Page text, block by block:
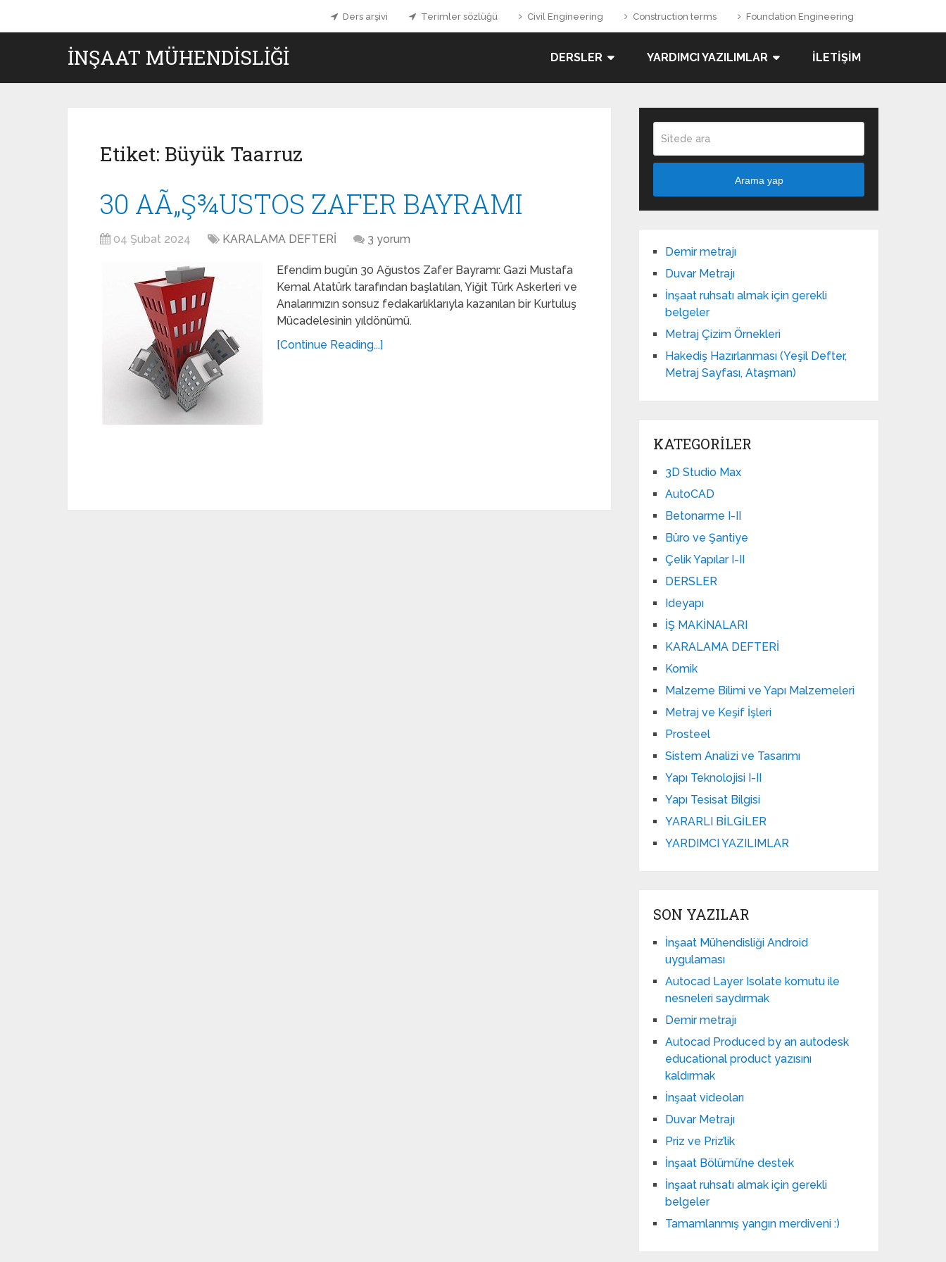
Ders arşivi Terimler sözlüğü Civil Engineering Construction terms Foundation Engineering
İNŞAAT MÜHENDISLIĞI DERSLER YARDIMCI YAZILIMLAR İLETIŞIM
Etiket: Büyük Taarruz
30 AÃ„Ş¾USTOS ZAFER BAYRAMI
04 Şubat 2024 KARALAMA DEFTERİ 3 yorum
Efendim bugün 30 Ağustos Zafer Bayramı: Gazi Mustafa
Kemal Atatürk tarafından başlatılan, Yiğit Türk Askerleri ve
Analarımızın sonsuz fedakarlıklarıyla kazanılan bir Kurtuluş
Mücadelesinin yıldönümü.
[Continue Reading...]
Arama yap
Demir metrajı
Duvar Metrajı
İnşaat ruhsatı almak için gerekli
belgeler
Metraj Çizim Örnekleri
Hakediş Hazırlanması (Yeşil Defter,
Metraj Sayfası, Ataşman)
KATEGORILER
3D Studio Max
AutoCAD
Betonarme I-II
Büro ve Şantiye
Çelik Yapılar I-II
DERSLER
Ideyapı
İŞ MAKİNALARI
KARALAMA DEFTERİ
Komik
Malzeme Bilimi ve Yapı Malzemeleri
Metraj ve Keşif İşleri
Prosteel
Sistem Analizi ve Tasarımı
Yapı Teknolojisi I-II
Yapı Tesisat Bilgisi
YARARLI BİLGİLER
YARDIMCI YAZILIMLAR
SON YAZILAR
İnşaat Mühendisliği Android
uygulaması
Autocad Layer Isolate komutu ile
nesneleri saydırmak
Demir metrajı
Autocad Produced by an autodesk
educational product yazısını
kaldırmak
İnşaat videoları
Duvar Metrajı
Priz ve Priz’lik
İnşaat Bölümü’ne destek
İnşaat ruhsatı almak için gerekli
belgeler
Tamamlanmış yangın merdiveni :)